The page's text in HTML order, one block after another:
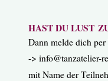
HAST DU LUST
Dann melde dich
-> info@tanzatelier-
mit Name der